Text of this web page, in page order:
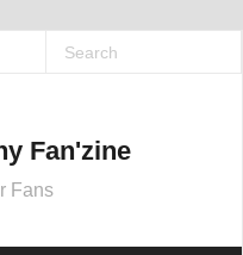
Fan'zine
Fans